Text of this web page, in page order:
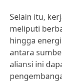
Selain itu,
meliputi
hingga
antara
aliansi ini